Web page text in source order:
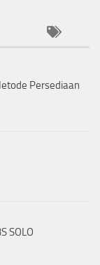
Persediaan
SOLO